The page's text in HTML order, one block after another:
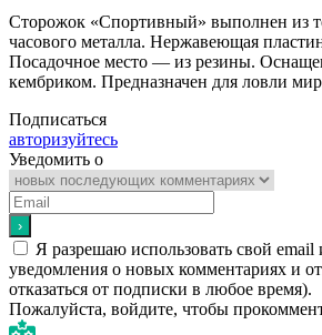
Cторожок «Спортивный» выполнен из
часового металла. Нержавеющая
Посадочное место — из резины.
кембриком. Предназначен для ловли
Подписаться
авторизуйтесь
Уведомить о
Я разрешаю использовать свой email
уведомления о новых комментариях и
отказаться от подписки в любое время).
Пожалуйста, войдите, чтобы